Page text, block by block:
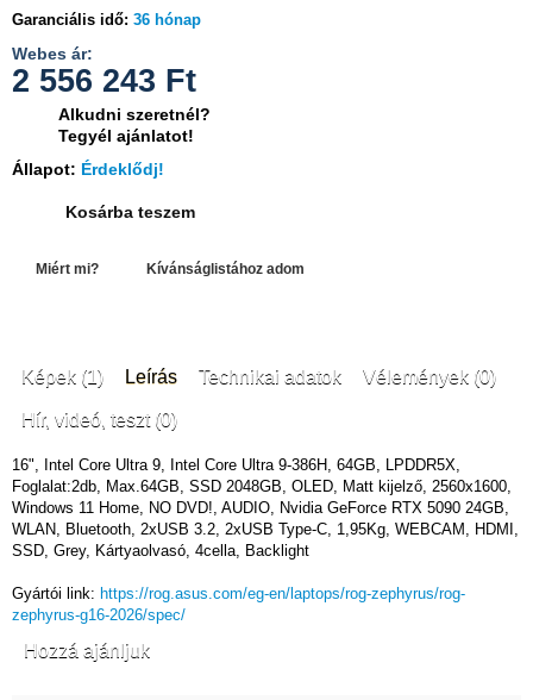
Garanciális idő: 36 hónap
Webes ár:
2 556 243 Ft
Alkudni szeretnél?
Tegyél ajánlatot!
Állapot: Érdeklődj!
Kosárba teszem
Miért mi? Kívánságlistához adom
Képek (1) Leírás Technikai adatok Vélemények (0)
Hír, videó, teszt (0)
16", Intel Core Ultra 9, Intel Core Ultra 9-386H, 64GB, LPDDR5X,
Foglalat:2db, Max.64GB, SSD 2048GB, OLED, Matt kijelző, 2560x1600,
Windows 11 Home, NO DVD!, AUDIO, Nvidia GeForce RTX 5090 24GB,
WLAN, Bluetooth, 2xUSB 3.2, 2xUSB Type-C, 1,95Kg, WEBCAM, HDMI,
SSD, Grey, Kártyaolvasó, 4cella, Backlight
Gyártói link: https://rog.asus.com/eg-en/laptops/rog-zephyrus/rog-
zephyrus-g16-2026/spec/
Hozzá ajánljuk